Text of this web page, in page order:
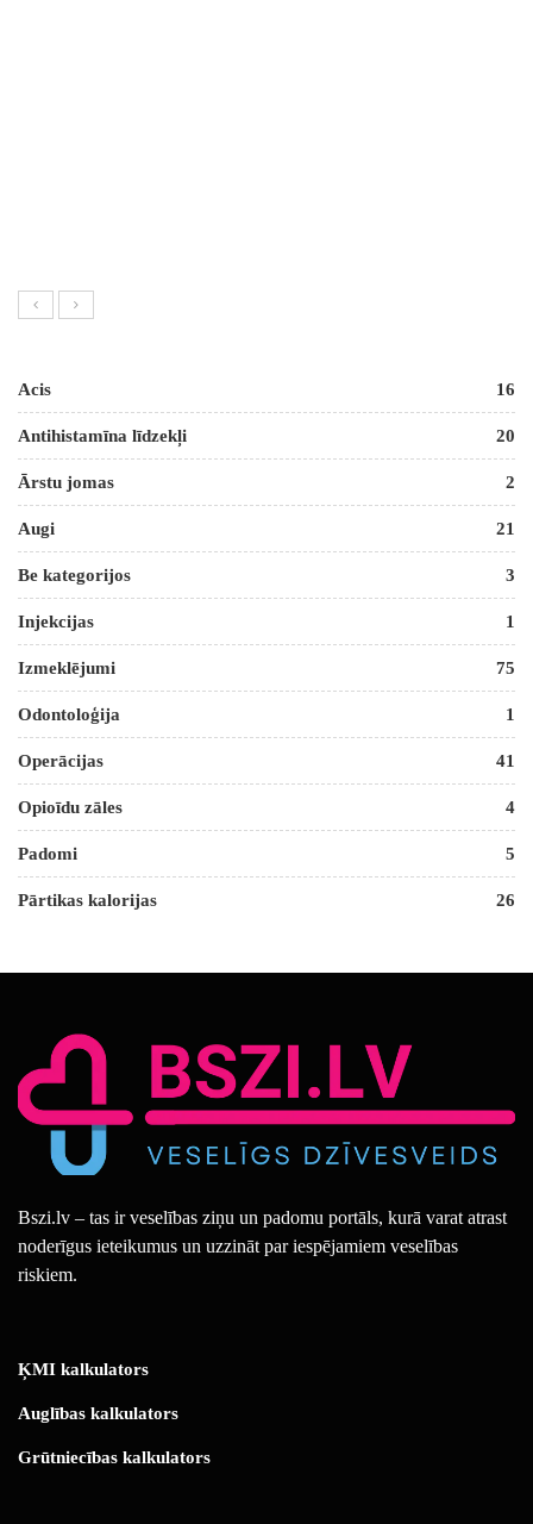
Acis 16
Antihistamīna līdzekļi 20
Ārstu jomas 2
Augi 21
Be kategorijos 3
Injekcijas 1
Izmeklējumi 75
Odontoloģija 1
Operācijas 41
Opioīdu zāles 4
Padomi 5
Pārtikas kalorijas 26
Bszi.lv – tas ir veselības ziņu un padomu portāls, kurā varat atrast
noderīgus ieteikumus un uzzināt par iespējamiem veselības
riskiem.
ĶMI kalkulators
Auglības kalkulators
Grūtniecības kalkulators